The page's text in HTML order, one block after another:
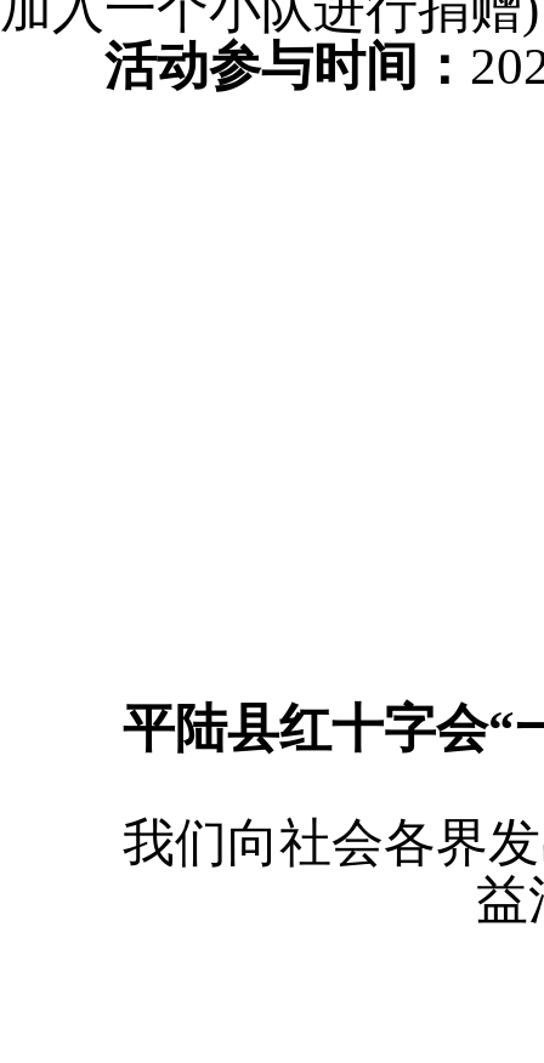
活动参与时间：
平陆县红十字会
我们向社会各界发
益